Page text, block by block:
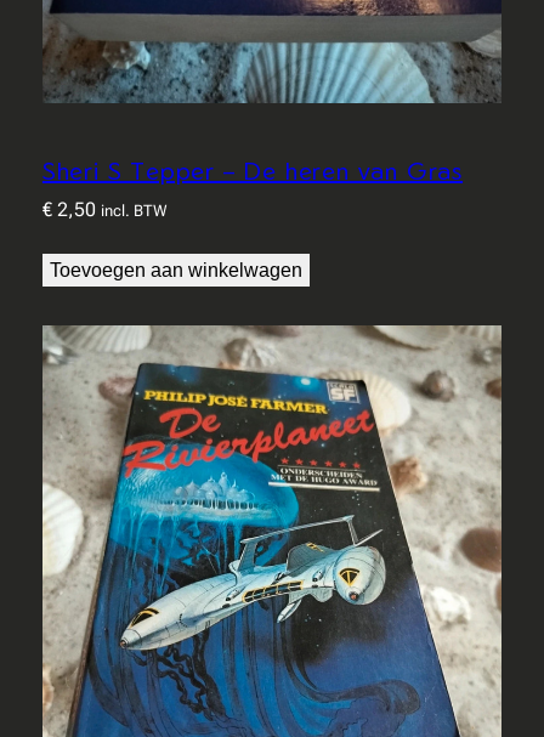
Sheri S Tepper – De heren van Gras
€2,50 incl. BTW
Toevoegen aan winkelwagen